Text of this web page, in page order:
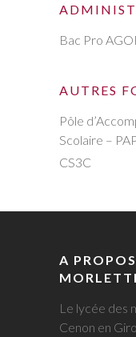
Bac Pro
AUTRES
Pôle
Scolaire –
CS3C
A
Le lycée des
Cenon en